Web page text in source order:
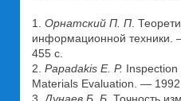
1. Орнатский П. П .
информационной
455 с.
2. Рapadakis E. P.
Materials Evaluation. —